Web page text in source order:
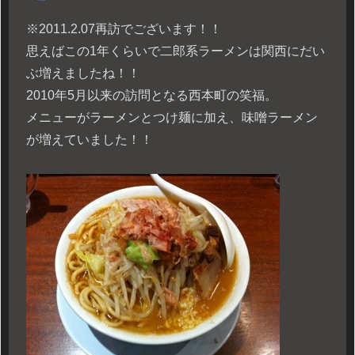
※2011.2.07再訪でございます！！
思えばこの1年くらいで二郎系ラーメンは関西にだい
ぶ増えましたね！！
2010年5月以来の訪問となる西本町の笑福。
メニューがラーメンとつけ麺に加え、味噌ラーメン
が増えていました！！